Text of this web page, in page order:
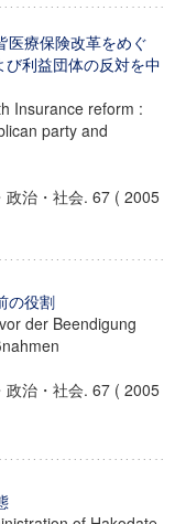
医療保険改革をめぐ
利益団体の反対を中
Insurance reform :
party and
政治・社会. 67 ( 2005
の役割
der Beendigung
政治・社会. 67 ( 2005